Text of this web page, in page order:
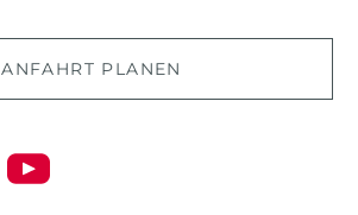
ANFAHRT PLANEN